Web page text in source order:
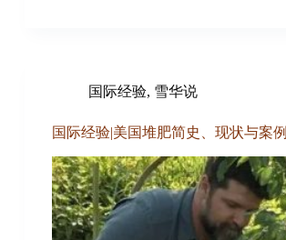
国际经验, 雪华说
国际经验|美国堆肥简史、现状与案例